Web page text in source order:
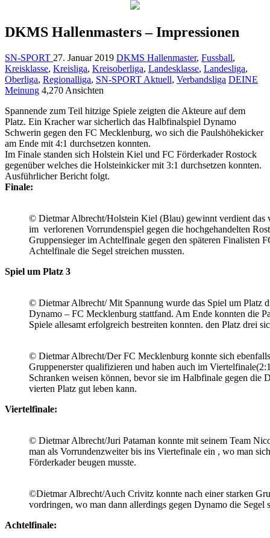
DKMS Hallenmasters – Impressionen
SN-SPORT 27. Januar 2019 DKMS Hallenmaster, Fussball,
Kreisklasse, Kreisliga, Kreisoberliga, Landesklasse, Landesliga,
Oberliga, Regionalliga, SN-SPORT Aktuell, Verbandsliga DEINE
Meinung 4,270 Ansichten
Spannende zum Teil hitzige Spiele zeigten die Akteure auf dem
Platz. Ein Kracher war sicherlich das Halbfinalspiel Dynamo
Schwerin gegen den FC Mecklenburg, wo sich die Paulshöhekicker
am Ende mit 4:1 durchsetzen konnten.
Im Finale standen sich Holstein Kiel und FC Förderkader Rostock
gegenüber welches die Holsteinkicker mit 3:1 durchsetzen konnten.
Ausführlicher Bericht folgt.
Finale:
© Dietmar Albrecht/Holstein Kiel (Blau) gewinnt verdient das
im verlorenen Vorrundenspiel gegen die hochgehandelten
Gruppensieger im Achtelfinale gegen den späteren Finalisten
Achtelfinale die Segel streichen mussten.
Spiel um Platz 3
© Dietmar Albrecht/ Mit Spannung wurde das Spiel um Platz
Dynamo – FC Mecklenburg stattfand. Am Ende konnten die
Spiele allesamt erfolgreich bestreiten konnten. den Platz drei
© Dietmar Albrecht/Der FC Mecklenburg konnte sich
Gruppenerster qualifizieren und haben auch im
Schranken weisen können, bevor sie im Halbfinale gegen die
vierten Platz gut leben kann.
Viertelfinale:
© Dietmar Albrecht/Juri Pataman konnte mit seinem Team
man als Vorrundenzweiter bis ins Viertefinale ein , wo man
Förderkader beugen musste.
©Dietmar Albrecht/Auch Crivitz konnte nach einer starken
vordringen, wo man dann allerdings gegen Dynamo die Segel
Achtelfinale: